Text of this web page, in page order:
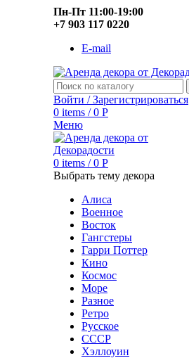
Пн-Пт 11:00-19:00
+7 903 117 0220
E-mail
Войти / Зарегистрироваться
0 items / 0 Р
Меню
0 items / 0 Р
Выбрать тему декора
Алиса
Военное
Восток
Гангстеры
Гарри Поттер
Кино
Космос
Море
Разное
Ретро
Русское
СССР
Хэллоуин